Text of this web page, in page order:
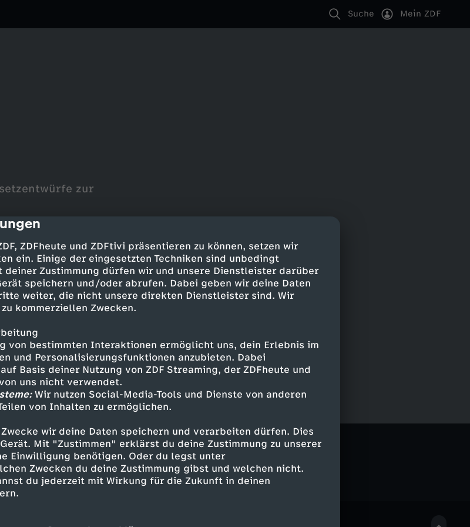
ZDFheute und ZDFtivi präsentieren zu können, setzen wir
ein. Einige der eingesetzten Techniken sind unbedingt
Zustimmung dürfen wir und unsere Dienstleister darüber
speichern und/oder abrufen. Dabei geben wir deine Daten
weiter, die nicht unsere direkten Dienstleister sind. Wir
kommerziellen Zwecken.
von bestimmten Interaktionen ermöglicht uns, dein Erlebnis im
und Personalisierungsfunktionen anzubieten. Dabei
Basis deiner Nutzung von ZDF Streaming, der ZDFheute und
uns nicht verwendet.
Wir nutzen Social-Media-Tools und Dienste von anderen
von Inhalten zu ermöglichen.
wir deine Daten speichern und verarbeiten dürfen. Dies
Mit "Zustimmen" erklärst du deine Zustimmung zu unserer
Einwilligung benötigen. Oder du legst unter
Zwecken du deine Zustimmung gibst und welchen nicht.
du jederzeit mit Wirkung für die Zukunft in deinen
Suche Mein ZDF
zur
phoenix vor ort